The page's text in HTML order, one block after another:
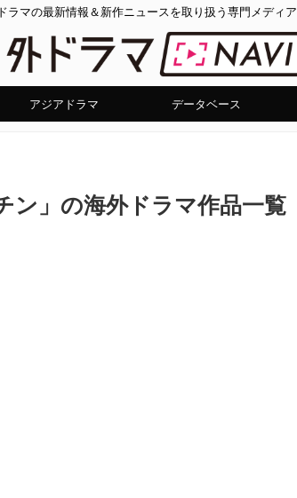
ラマの最新情報＆新作ニュースを取り扱う専門メディア
アジアドラマ データベース
ン」の海外ドラマ作品一覧